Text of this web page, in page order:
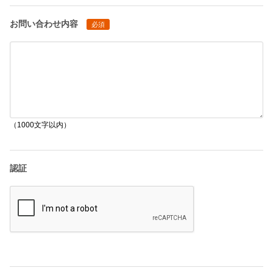
お問い合わせ内容 必須
（1000文字以内）
認証